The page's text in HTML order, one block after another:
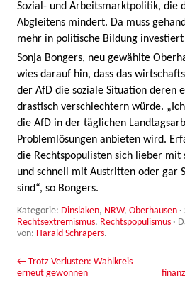
Sozial- und Arbeitsmarktpolitik, die
Abgleitens mindert. Da muss
mehr in politische Bildung investiert
Sonja Bongers, neu gewählte
wies darauf hin, dass das
der AfD die soziale Situation deren
drastisch verschlechtern würde.
die AfD in der täglichen
Problemlösungen anbieten wird.
die Rechtspopulisten sich lieber mit
und schnell mit Austritten oder gar
sind“, so Bongers.
Kategorie: Dinslaken, NRW, Oberhausen
Rechtsextremismus, Rechtspopulismus ·
von: Harald Schrapers.
Beitrags-Navigation
← Trotz Verlusten: Wahlkreis
erneut gewonnen